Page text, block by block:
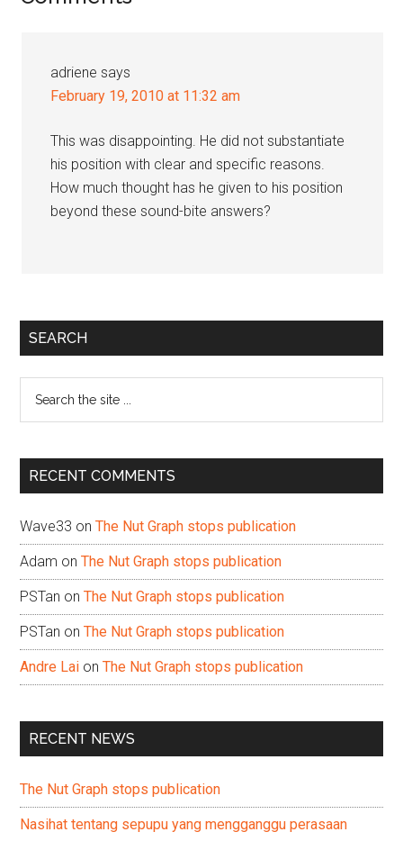
adriene says
February 19, 2010 at 11:32 am
This was disappointing. He did not substantiate
his position with clear and specific reasons.
How much thought has he given to his position
beyond these sound-bite answers?
Primary
SEARCH
...
RECENT COMMENTS
Wave33 onThe Nut Graph stops publication
Adam onThe Nut Graph stops publication
PSTan onThe Nut Graph stops publication
PSTan onThe Nut Graph stops publication
Andre Lai onThe Nut Graph stops publication
RECENT NEWS
The Nut Graph stops publication
Nasihat tentang sepupu yang mengganggu perasaan